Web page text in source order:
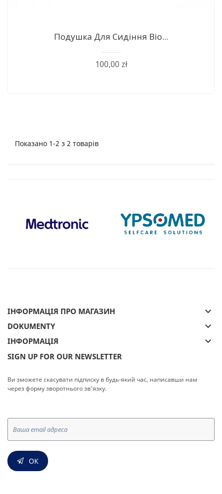
Подушка Для Сидіння Вio...
100,00 zł
Показано 1-2 з 2 товарів
ІНФОРМАЦІЯ ПРО МАГАЗИН keyboard_arrow_down
DOKUMENTY keyboard_arrow_down
ІНФОРМАЦІЯ keyboard_arrow_down
SIGN UP FOR OUR NEWSLETTER
Ви зможете скасувати підписку в будь-який час, написавши нам
через форму зворотнього зв'язку.
ОК